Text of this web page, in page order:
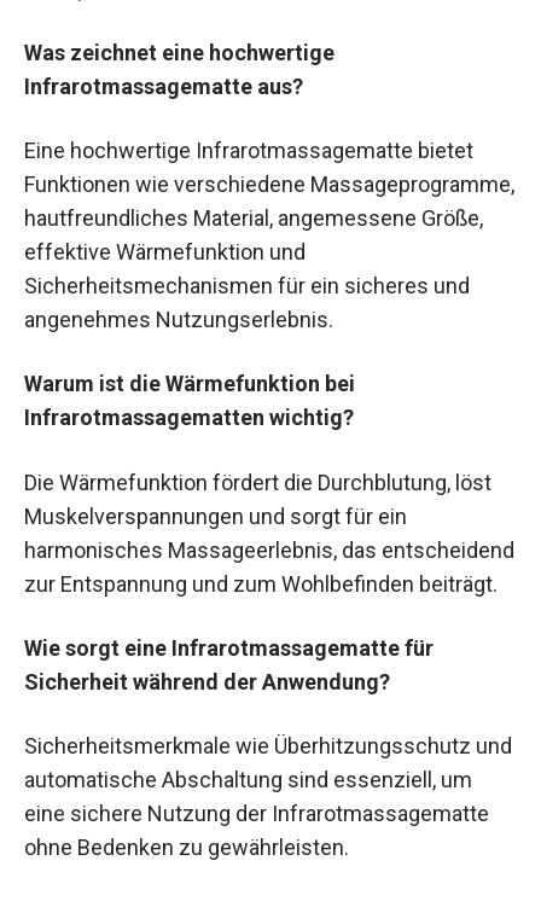
Was zeichnet eine hochwertige
Infrarotmassagematte aus?
Eine hochwertige Infrarotmassagematte bietet
Funktionen wie verschiedene Massageprogramme,
hautfreundliches Material, angemessene Größe,
effektive Wärmefunktion und
Sicherheitsmechanismen für ein sicheres und
angenehmes Nutzungserlebnis.
Warum ist die Wärmefunktion bei
Infrarotmassagematten wichtig?
Die Wärmefunktion fördert die Durchblutung, löst
Muskelverspannungen und sorgt für ein
harmonisches Massageerlebnis, das entscheidend
zur Entspannung und zum Wohlbefinden beiträgt.
Wie sorgt eine Infrarotmassagematte für
Sicherheit während der Anwendung?
Sicherheitsmerkmale wie Überhitzungsschutz und
automatische Abschaltung sind essenziell, um
eine sichere Nutzung der Infrarotmassagematte
ohne Bedenken zu gewährleisten.